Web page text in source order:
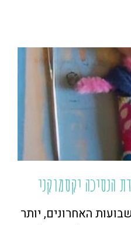
הנסיכה יקסמוקני
האחרונים, יותר